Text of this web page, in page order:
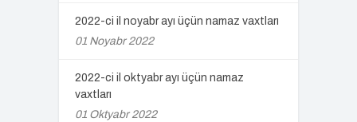
2022-ci il noyabr ayı üçün namaz vaxtları
01 Noyabr 2022
2022-ci il oktyabr ayı üçün namaz
vaxtları
01 Oktyabr 2022